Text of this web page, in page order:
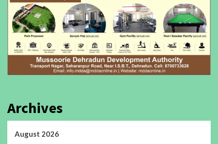
Archives
August 2026